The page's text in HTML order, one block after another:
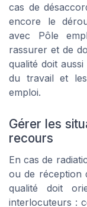
cas de
encore le
avec Pôle
rassurer et de
qualité doit
du travail et
emploi.
Gérer les
recours
En cas de
ou de réception
qualité doit
interlocuteurs :